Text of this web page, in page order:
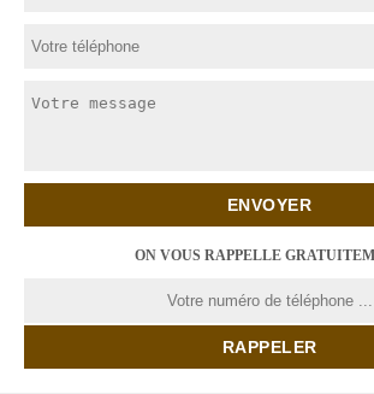
ON VOUS RAPPELLE